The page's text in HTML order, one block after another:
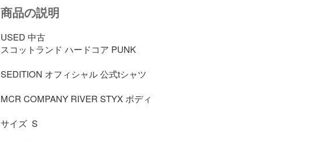
商品の説明
USED 中古
スコットランド ハードコア PUNK
SEDITION オフィシャル 公式tシャツ
MCR COMPANY RIVER STYX ボディ
サイズ  S